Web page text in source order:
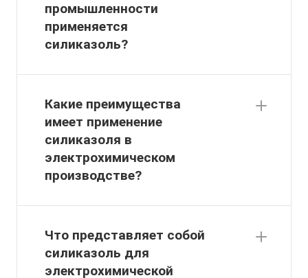
промышленности
применяется
силиказоль?
Какие преимущества
имеет применение
силиказоля в
электрохимическом
производстве?
Что представляет собой
силиказоль для
электрохимической